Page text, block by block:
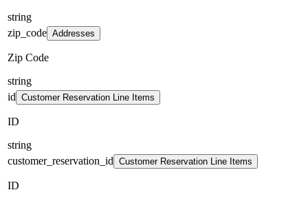
string
zip_code Addresses
Zip Code
string
id Customer Reservation Line Items
ID
string
customer_reservation_id Customer Reservation Line Items
ID